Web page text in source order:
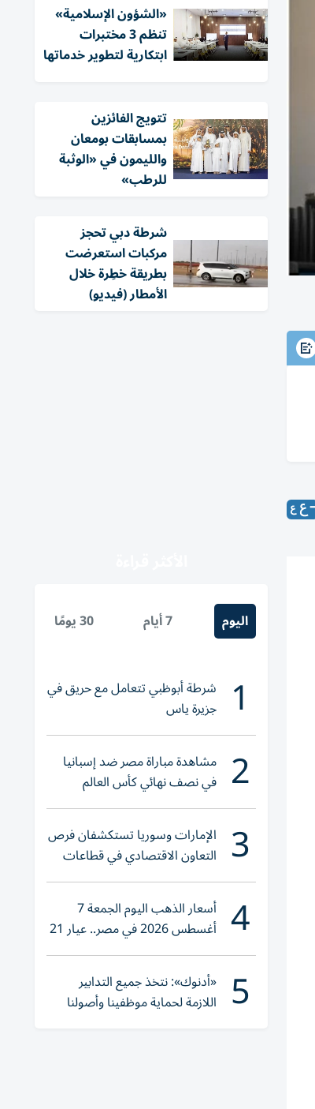
«الشؤون الإسلامية»
تنظم 3 مختبرات
ابتكارية لتطوير خدماتها
تتويج الفائزين
بمسابقات بومعان
والليمون في «الوثبة
للرطب»
شرطة دبي تحجز
مركبات استعرضت
بطريقة خطِرة خلال
الأمطار (فيديو)
اليوم 7 أيام 30 يومًا
1 شرطة أبوظبي تتعامل مع حريق في
جزيرة ياس
2 مشاهدة مباراة مصر ضد إسبانيا
في نصف نهائي كأس العالم
لناشئات اليد 2026
3 الإمارات وسوريا تستكشفان فرص
التعاون الاقتصادي في قطاعات
حيوية
4 أسعار الذهب اليوم الجمعة 7
أغسطس 2026 في مصر.. عيار 21
يقترب من هذا الرقم
5 «أدنوك»: نتخذ جميع التدابير
اللازمة لحماية موظفينا وأصولنا